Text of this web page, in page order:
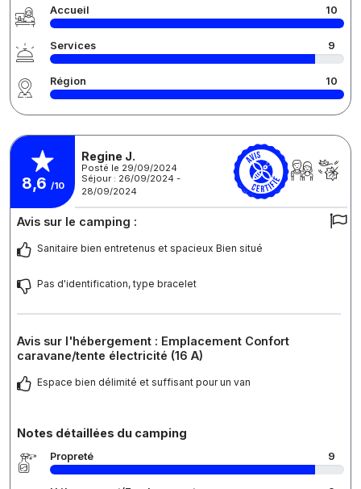
Accueil 10
Services 9
Région 10
8,6 /10
Regine J.
Posté le 29/09/2024
Séjour : 26/09/2024 -
28/09/2024
Avis sur le camping :
Sanitaire bien entretenus et spacieux Bien situé
Pas d'identification, type bracelet
Avis sur l'hébergement : Emplacement Confort
caravane/tente électricité (16 A)
Espace bien délimité et suffisant pour un van
Notes détaillées du camping
Propreté 9